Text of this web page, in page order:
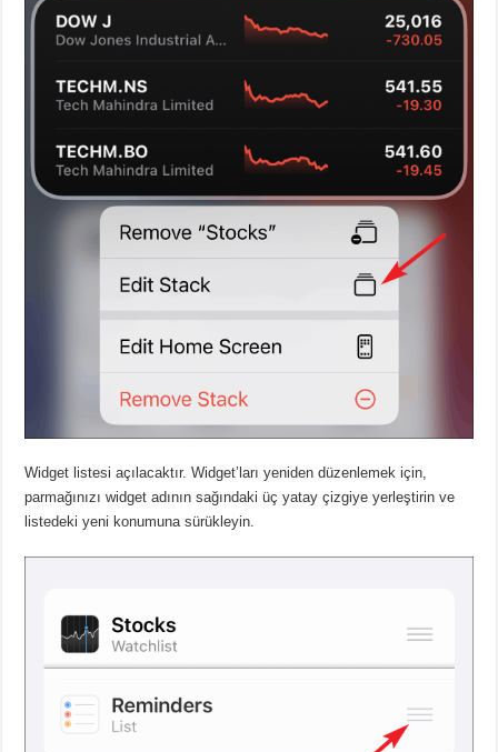
Widget listesi açılacaktır. Widget’ları yeniden düzenlemek için,
parmağınızı widget adının sağındaki üç yatay çizgiye yerleştirin ve
listedeki yeni konumuna sürükleyin.